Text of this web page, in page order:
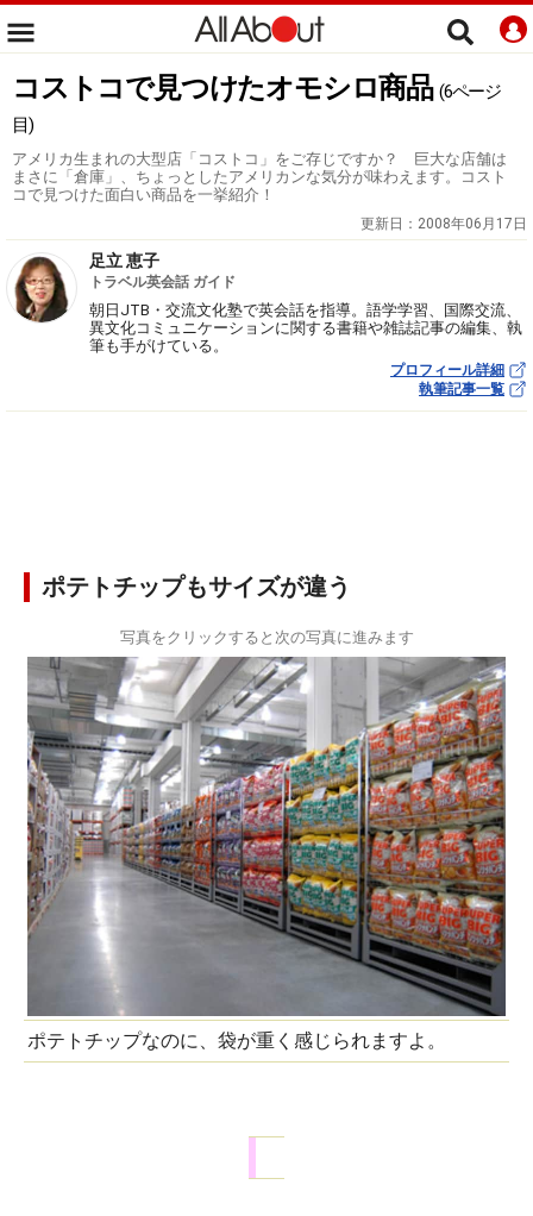
コストコで見つけたオモシロ商品 (6ページ
目)
アメリカ生まれの大型店「コストコ」をご存じですか？ 巨大な店舗は
まさに「倉庫」、ちょっとしたアメリカンな気分が味わえます。コスト
コで見つけた面白い商品を一挙紹介！
更新日： 2008年06月17日
足立 恵子
トラベル英会話 ガイド
朝日JTB・交流文化塾で英会話を指導。語学学習、国際交流、
異文化コミュニケーションに関する書籍や雑誌記事の編集、執
筆も手がけている。
プロフィール詳細
執筆記事一覧
ポテトチップもサイズが違う
写真をクリックすると次の写真に進みます
ポテトチップなのに、袋が重く感じられますよ。